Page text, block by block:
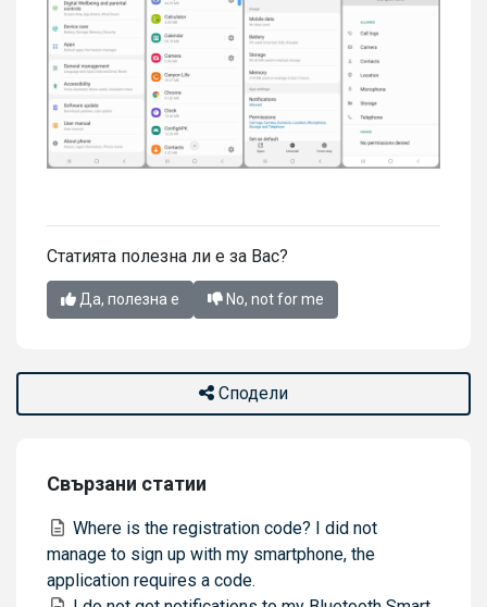
Статията полезна ли е за Вас?
Да, полезна е No, not for me
Сподели
Свързани статии
Where is the registration code? I did not
manage to sign up with my smartphone, the
application requires a code.